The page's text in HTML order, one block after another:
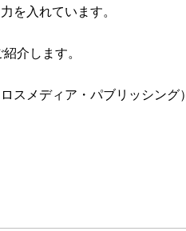
を入れています。
介します。
スメディア・パブリッシング